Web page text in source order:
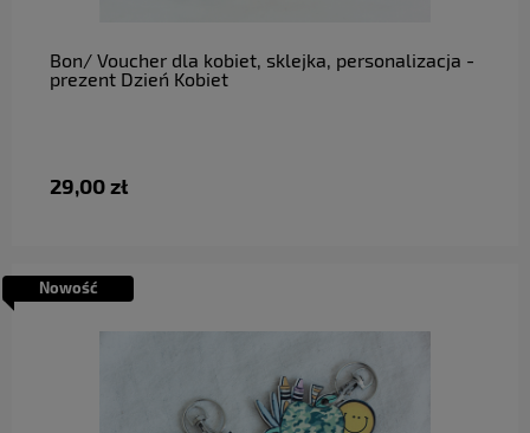
Bon/ Voucher dla kobiet, sklejka, personalizacja -
prezent Dzień Kobiet
29,00 zł
Nowość